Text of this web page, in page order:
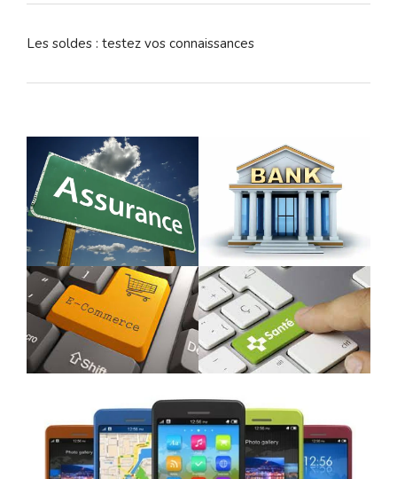
Les soldes : testez vos connaissances